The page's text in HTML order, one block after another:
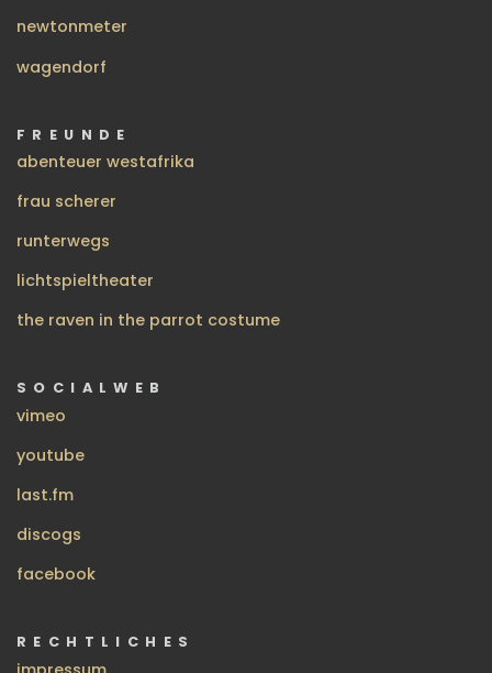
newtonmeter
wagendorf
FREUNDE
abenteuer westafrika
frau scherer
runterwegs
lichtspieltheater
the raven in the parrot costume
SOCIALWEB
vimeo
youtube
last.fm
discogs
facebook
RECHTLICHES